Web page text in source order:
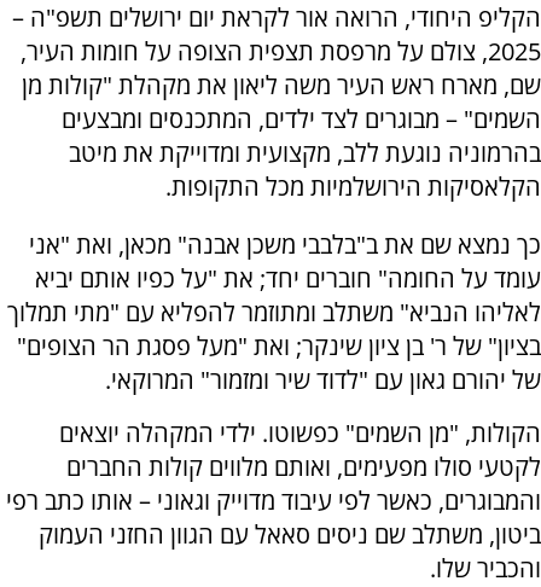
הקליפ היחודי, הרואה אור לקראת יום ירושלים תשפ"ה –
2025, צולם על מרפסת תצפית הצופה על חומות העיר,
שם, מארח ראש העיר משה ליאון את מקהלת "קולות מן
השמים" – מבוגרים לצד ילדים, המתכנסים ומבצעים
בהרמוניה נוגעת ללב, מקצועית ומדוייקת את מיטב
הקלאסיקות הירושלמיות מכל התקופות.
כך נמצא שם את ב"בלבבי משכן אבנה" מכאן, ואת "אני
עומד על החומה" חוברים יחד; את "על כפיו אותם יביא
לאליהו הנביא" משתלב ומתוזמר להפליא עם "מתי תמלוך
בציון" של ר' בן ציון שינקר; ואת "מעל פסגת הר הצופים"
של יהורם גאון עם "לדוד שיר ומזמור" המרוקאי.
הקולות, "מן השמים" כפשוטו. ילדי המקהלה יוצאים
לקטעי סולו מפעימים, ואותם מלווים קולות החברים
והמבוגרים, כאשר לפי עיבוד מדוייק וגאוני – אותו כתב רפי
ביטון, משתלב שם ניסים סאאל עם הגוון החזני העמוק
והכביר שלו.